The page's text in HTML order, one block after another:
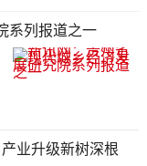
系列报道之一
科创赋能老树新枝 产业升级新树深根